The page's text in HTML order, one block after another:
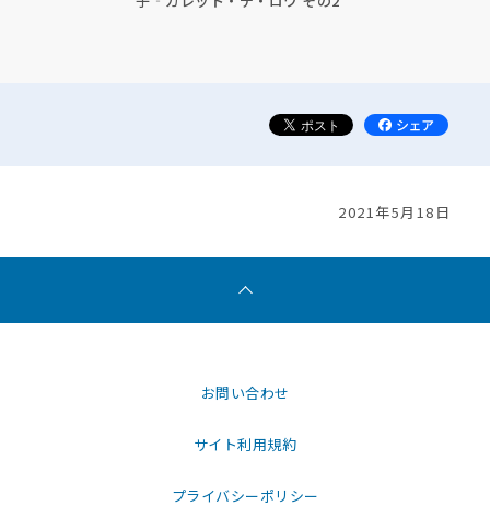
2021年5月18日
お問い合わせ
サイト利用規約
プライバシーポリシー